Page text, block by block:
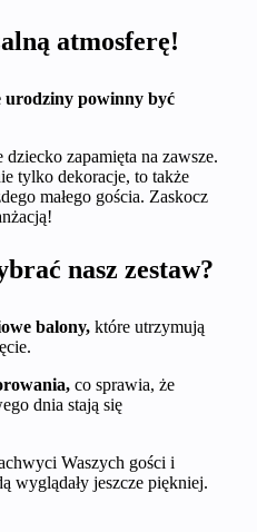
atmosferę!
urodziny powinny być
zapamięta na zawsze.
tylko dekoracje, to także
małego gościa. Zaskocz
nasz zestaw?
balony, które utrzymują
co sprawia, że
dnia stają się
Waszych gości i
wyglądały jeszcze piękniej.